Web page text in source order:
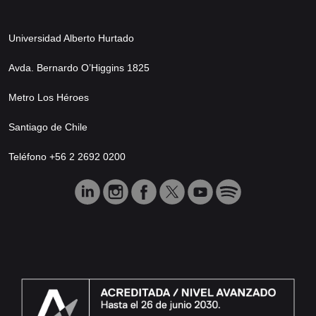
Universidad Alberto Hurtado
Avda. Bernardo O’Higgins 1825
Metro Los Héroes
Santiago de Chile
Teléfono +56 2 2692 0200